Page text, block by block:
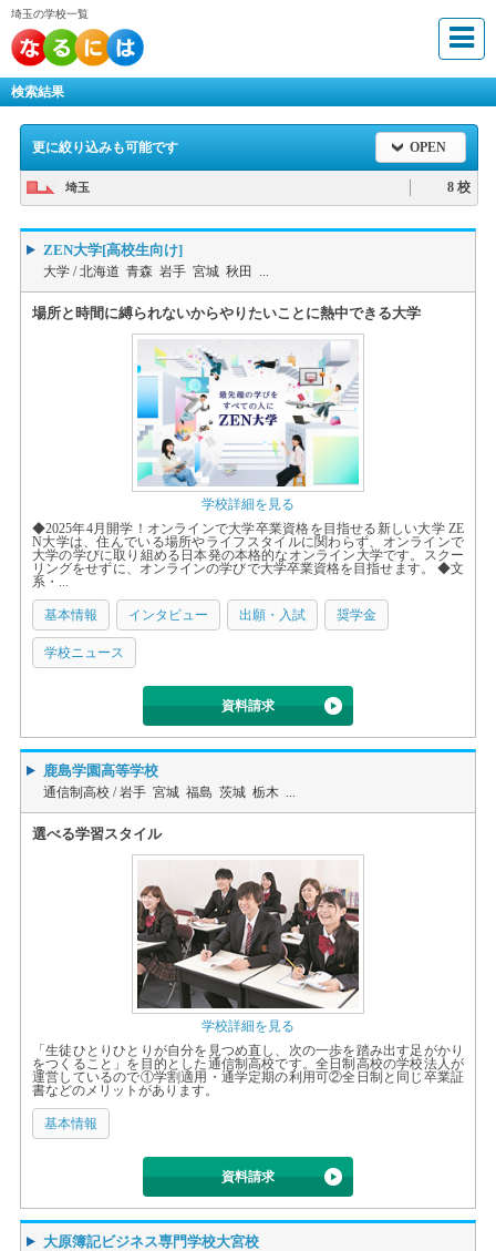
埼玉の学校一覧
検索結果
更に絞り込みも可能です OPEN
埼玉 8 校
ZEN大学[高校生向け]
大学 /北海道 青森 岩手 宮城 秋田 ...
場所と時間に縛られないからやりたいことに熱中できる大学
学校詳細を見る
◆2025年4月開学！オンラインで大学卒業資格を目指せる新しい大学 ZE
N大学は、住んでいる場所やライフスタイルに関わらず、オンラインで
大学の学びに取り組める日本発の本格的なオンライン大学です。スクー
リングをせずに、オンラインの学びで大学卒業資格を目指せます。 ◆文
系・...
基本情報 インタビュー 出願・入試 奨学金
学校ニュース
資料請求
鹿島学園高等学校
通信制高校 /岩手 宮城 福島 茨城 栃木 ...
選べる学習スタイル
学校詳細を見る
「生徒ひとりひとりが自分を見つめ直し、次の一歩を踏み出す足がかり
をつくること」を目的とした通信制高校です。全日制高校の学校法人が
運営しているので①学割適用・通学定期の利用可②全日制と同じ卒業証
書などのメリットがあります。
基本情報
資料請求
大原簿記ビジネス専門学校大宮校